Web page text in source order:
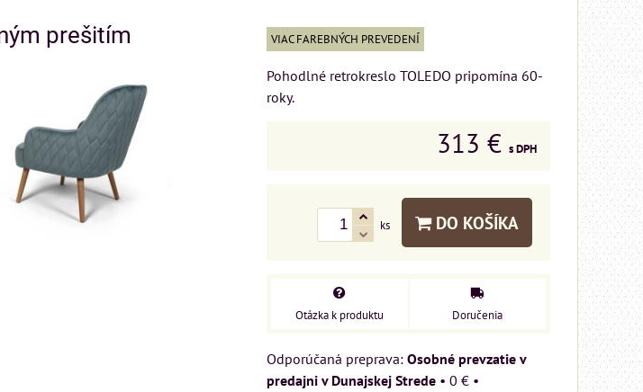
prešitím VIAC FAREBNÝCH PREVEDENÍ
Pohodlné retrokreslo TOLEDO pripomína 60-
roky.
313 € s DPH
ks DO KOŠÍKA
Otázka k produktu Doručenia
Osobné prevzatie v
predajni v Dunajskej Strede • 0 € •